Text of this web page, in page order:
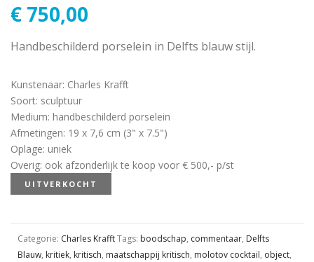
€ 750,00
Handbeschilderd porselein in Delfts blauw stijl.
Kunstenaar: Charles Krafft
Soort: sculptuur
Medium: handbeschilderd porselein
Afmetingen: 19 x 7,6 cm (3" x 7.5")
Oplage: uniek
Overig: ook afzonderlijk te koop voor € 500,- p/st
UITVERKOCHT
Categorie: Charles KrafftTags: boodschap, commentaar, Delfts
Blauw, kritiek, kritisch, maatschappij kritisch, molotov cocktail, object,